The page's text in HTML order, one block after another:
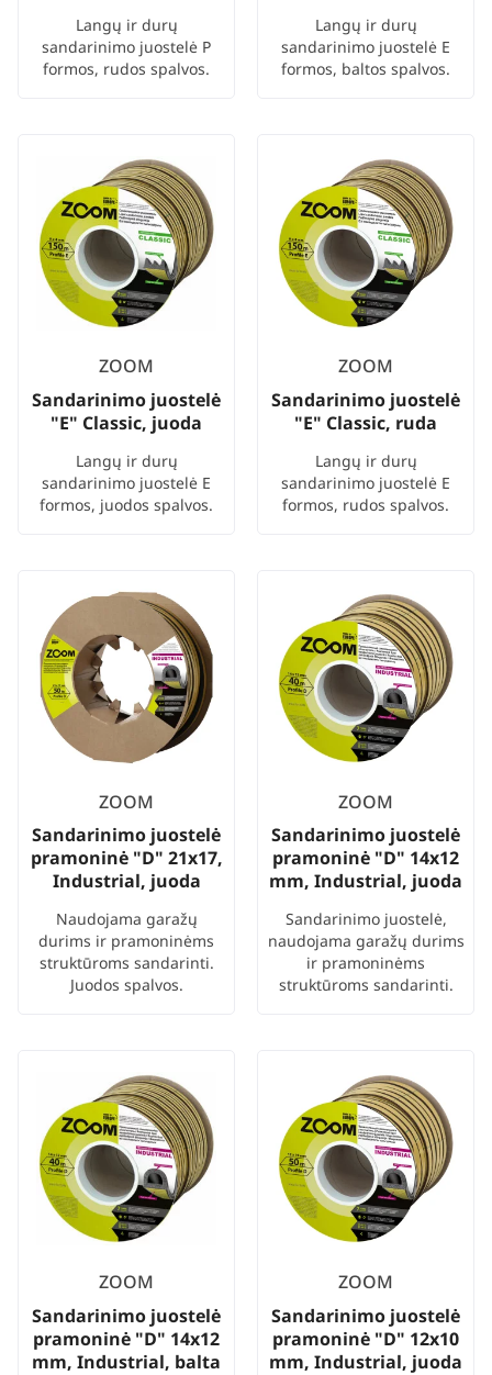
Langų ir durų
sandarinimo juostelė P
formos, rudos spalvos.
Langų ir durų
sandarinimo juostelė E
formos, baltos spalvos.
ZOOM
Sandarinimo juostelė
"E" Classic, juoda
Langų ir durų
sandarinimo juostelė E
formos, juodos spalvos.
ZOOM
Sandarinimo juostelė
"E" Classic, ruda
Langų ir durų
sandarinimo juostelė E
formos, rudos spalvos.
ZOOM
Sandarinimo juostelė
pramoninė "D" 21x17,
Industrial, juoda
Naudojama garažų
durims ir pramoninėms
struktūroms sandarinti.
Juodos spalvos.
ZOOM
Sandarinimo juostelė
pramoninė "D" 14x12
mm, Industrial, juoda
Sandarinimo juostelė,
naudojama garažų durims
ir pramoninėms
struktūroms sandarinti.
ZOOM
Sandarinimo juostelė
pramoninė "D" 14x12
mm, Industrial, balta
ZOOM
Sandarinimo juostelė
pramoninė "D" 12x10
mm, Industrial, juoda